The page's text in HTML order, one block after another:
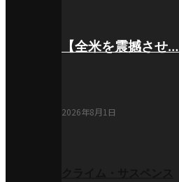
【全米を震撼させ…
2026年8月1日